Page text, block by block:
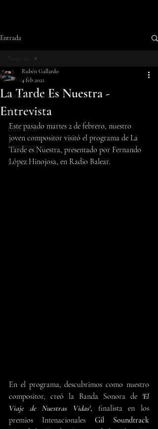
Entrada
Noticias
Últimas noticias
Home Studio
Entrevistas
Lanzamientos
Eventos
Noticias
La Tarde Es Nuestra -
Entrevista
Rubén Gallardo
4 feb 2021
Este pasado martes 2 de febrero, nuestro
joven compositor visitó el programa de La
Tarde es Nuestra, presentado por Fernando
López Hinojosa, en Radio Balear.
En el programa, descubrimos como nuestro
compositor, creó la Banda Sonora de 'El
Viaje de Nuestras Vidas', finalista en los
premios Intenacionales Gil Soundtrack